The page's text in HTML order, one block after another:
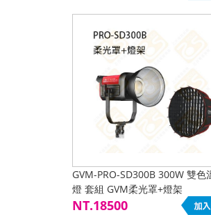
GVM-PRO-SD300B 300W 雙色
燈 套組 GVM柔光罩+燈架
NT.18500